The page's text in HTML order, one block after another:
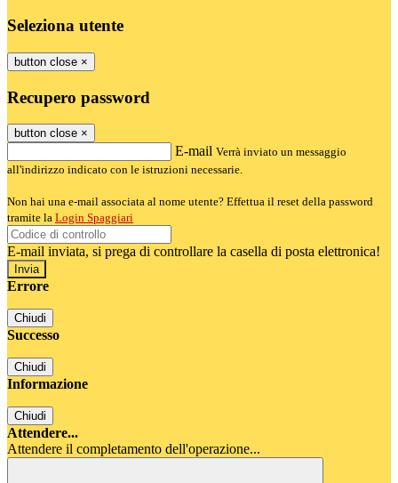
Seleziona utente
button close ×
Recupero password
button close ×
E-mail Verrà inviato un messaggio
all'indirizzo indicato con le istruzioni necessarie.
Non hai una e-mail associata al nome utente? Effettua il reset della password
tramite la Login Spaggiari
E-mail inviata, si prega di controllare la casella di posta elettronica!
Errore
Chiudi
Successo
Chiudi
Informazione
Chiudi
Attendere...
Attendere il completamento dell'operazione...